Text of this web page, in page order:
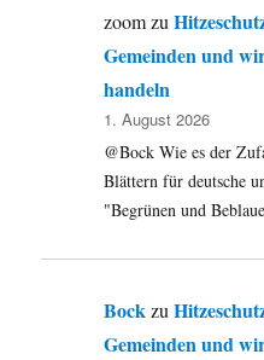
zoomzu
Gemeinden und
handeln
1. August 2026
@Bock Wie es der
Blättern für deutsche
"Begrünen und
Bockzu
Gemeinden und